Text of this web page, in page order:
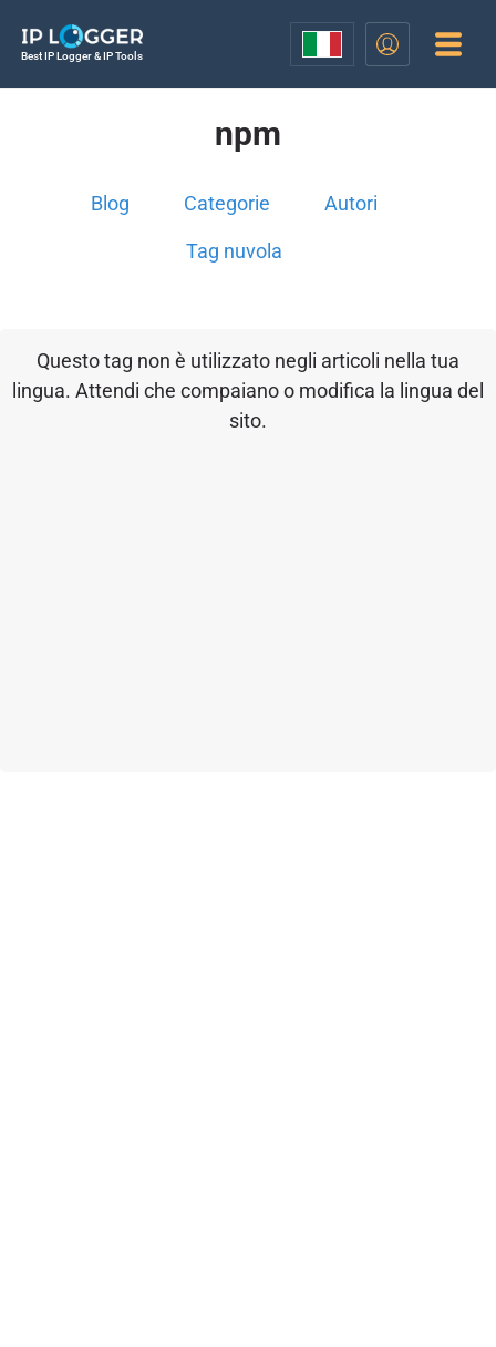
Best IP Logger & IP Tools
npm
Blog Categorie Autori
Tag nuvola